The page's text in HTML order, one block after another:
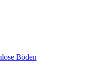
Böden